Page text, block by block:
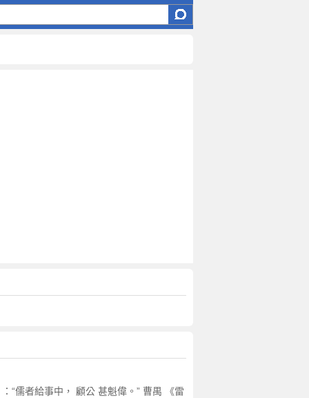
“儒者給事中， 顧公 甚魁偉。” 曹禺 《雷